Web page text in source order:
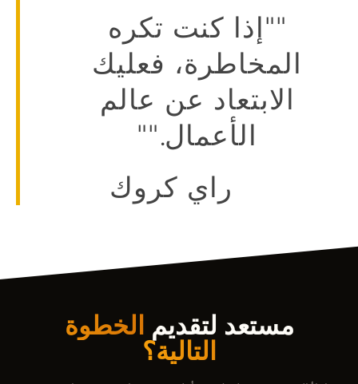
""إذا كنت تكره
المخاطرة، فعليك
الابتعاد عن عالم
الأعمال.""
راي كروك
مستعد لتقديم الخطوة
التالية؟